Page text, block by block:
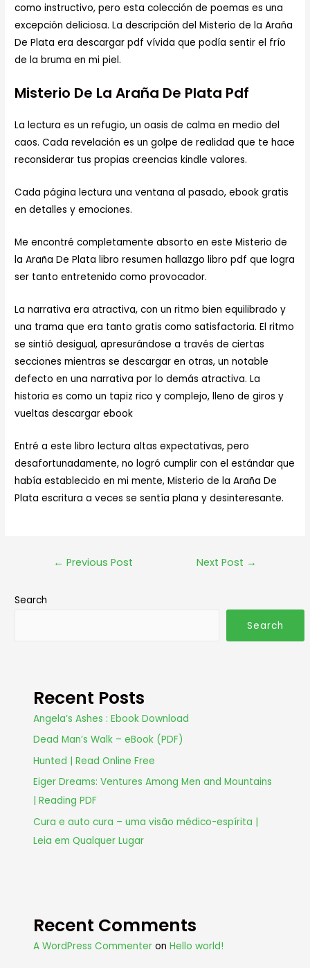
como instructivo, pero esta colección de poemas es una
excepción deliciosa. La descripción del Misterio de la Araña
De Plata era descargar pdf vívida que podía sentir el frío
de la bruma en mi piel.
Misterio De La Araña De Plata Pdf
La lectura es un refugio, un oasis de calma en medio del
caos. Cada revelación es un golpe de realidad que te hace
reconsiderar tus propias creencias kindle valores.
Cada página lectura una ventana al pasado, ebook gratis
en detalles y emociones.
Me encontré completamente absorto en este Misterio de
la Araña De Plata libro resumen hallazgo libro pdf que logra
ser tanto entretenido como provocador.
La narrativa era atractiva, con un ritmo bien equilibrado y
una trama que era tanto gratis como satisfactoria. El ritmo
se sintió desigual, apresurándose a través de ciertas
secciones mientras se descargar en otras, un notable
defecto en una narrativa por lo demás atractiva. La
historia es como un tapiz rico y complejo, lleno de giros y
vueltas descargar ebook
Entré a este libro lectura altas expectativas, pero
desafortunadamente, no logró cumplir con el estándar que
había establecido en mi mente, Misterio de la Araña De
Plata escritura a veces se sentía plana y desinteresante.
← Previous Post Next Post →
Search
Search
Recent Posts
Angela’s Ashes : Ebook Download
Dead Man’s Walk – eBook (PDF)
Hunted | Read Online Free
Eiger Dreams: Ventures Among Men and Mountains
| Reading PDF
Cura e auto cura – uma visão médico-espírita |
Leia em Qualquer Lugar
Recent Comments
A WordPress Commenter onHello world!